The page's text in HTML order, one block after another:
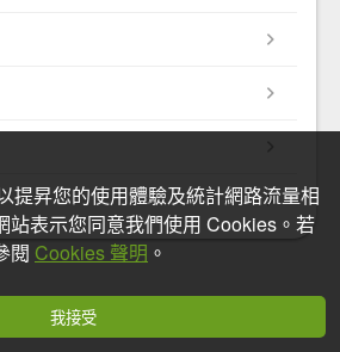
提昇您的使用體驗及統計網路流量相
站表示您同意我們使用 Cookies。若
閱 Cookies 聲明 。
我接受